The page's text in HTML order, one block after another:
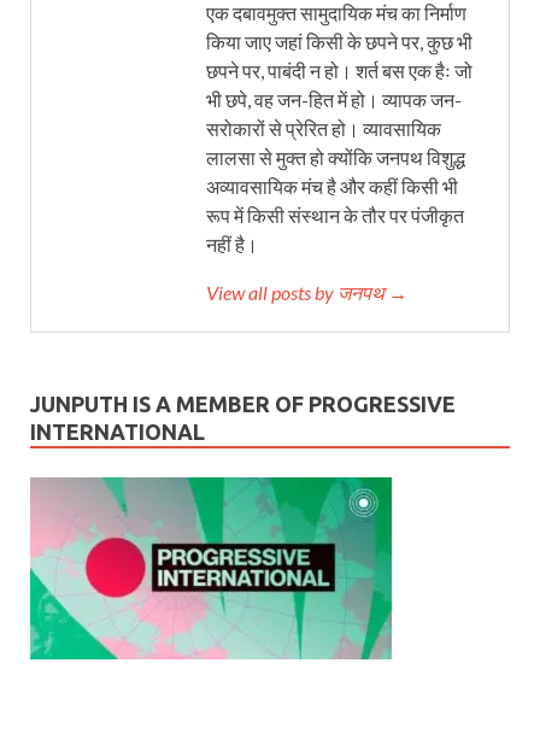
एक दबावमुक्त सामुदायिक मंच का निर्माण
किया जाए जहां किसी के छपने पर, कुछ भी
छपने पर, पाबंदी न हो। शर्त बस एक हैः जो
भी छपे, वह जन-हित में हो। व्यापक जन-
सरोकारों से प्रेरित हो। व्यावसायिक
लालसा से मुक्त हो क्योंकि जनपथ विशुद्ध
अव्यावसायिक मंच है और कहीं किसी भी
रूप में किसी संस्थान के तौर पर पंजीकृत
नहीं है।
View all posts by जनपथ →
JUNPUTH IS A MEMBER OF PROGRESSIVE
INTERNATIONAL